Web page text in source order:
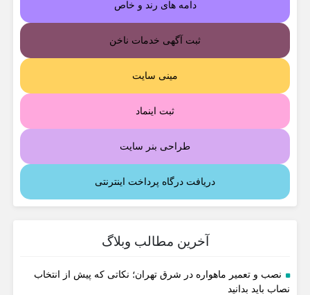
دامه های رند و خاص
ثبت آگهی خدمات ناخن
مینی سایت
ثبت اینماد
طراحی بنر سایت
دریافت درگاه پرداخت اینترنتی
آخرین مطالب وبلاگ
نصب و تعمیر ماهواره در شرق تهران؛ نکاتی که پیش از انتخاب
نصاب باید بدانید